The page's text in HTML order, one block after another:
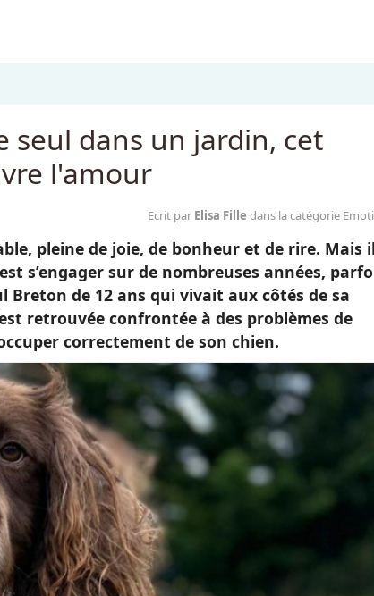
seul dans un jardin, cet
l'amour
Ecrit par Elisa Fille dans la catégorie
pleine de joie, de bonheur et de rire. Mais il
s’engager sur de nombreuses années,
Breton de 12 ans qui vivait aux côtés de sa
retrouvée confrontée à des problèmes de
correctement de son chien.